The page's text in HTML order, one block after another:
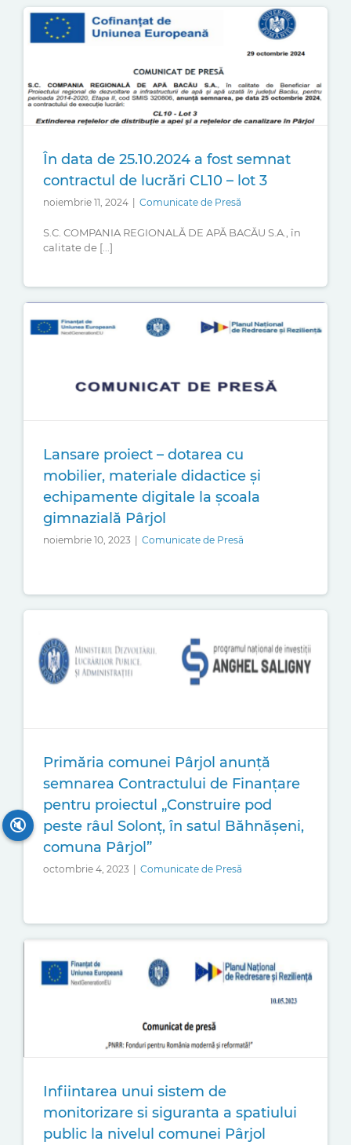
În data de 25.10.2024 a fost semnat
contractul de lucrări CL10 – lot 3
noiembrie 11, 2024 | Comunicate de Presă
S.C. COMPANIA REGIONALĂ DE APĂ BACĂU S.A., în
calitate de [...]
Lansare proiect – dotarea cu
mobilier, materiale didactice și
echipamente digitale la școala
gimnazială Pârjol
noiembrie 10, 2023 | Comunicate de Presă
Primăria comunei Pârjol anunță
semnarea Contractului de Finanțare
pentru proiectul „Construire pod
peste râul Solonț, în satul Băhnășeni,
comuna Pârjol”
octombrie 4, 2023 | Comunicate de Presă
Infiintarea unui sistem de
monitorizare si siguranta a spatiului
public la nivelul comunei Pârjol
🔇